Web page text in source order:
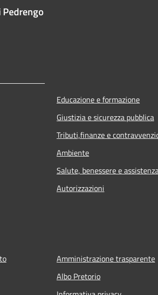
Pedrengo
Educazione e formazione
Giustizia e sicurezza pubblica
Tributi,finanze e
Ambiente
Salute, benessere e
Autorizzazioni
Amministrazione trasparente
Albo Pretorio